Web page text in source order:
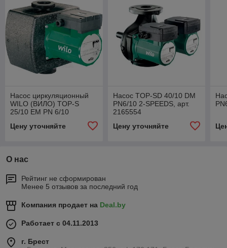
Насос циркуляционный
WILO (ВИЛО) TOP-S
25/10 ЕM PN 6/10
Цену уточняйте
Насос TOP-SD 40/10 DM
PN6/10 2-SPEEDS, арт.
2165554
Цену уточняйте
О нас
Рейтинг не сформирован
Менее 5 отзывов за последний год
Компания продает на Deal.by
Работает с 04.11.2013
г. Брест